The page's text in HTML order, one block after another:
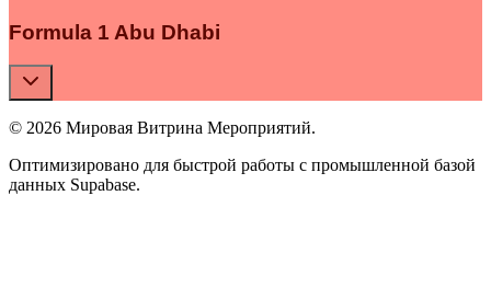
Formula 1 Abu Dhabi
© 2026 Мировая Витрина Мероприятий.
Оптимизировано для быстрой работы с промышленной базой
данных Supabase.